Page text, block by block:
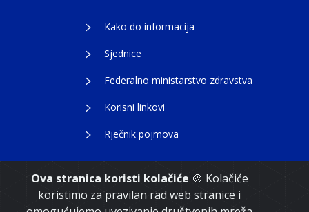
Ova stranica koristi kolačiće 🍪 Kolačiće
koristimo za pravilan rad web stranice i
Kako do informacija
Sjednice
Federalno ministarstvo zdravstva
Korisni linkovi
Rječnik pojmova
Copyright 2021. Vlada Federacije Bosne i